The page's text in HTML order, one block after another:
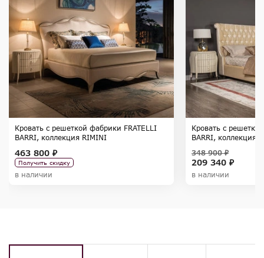
Кровать с решеткой фабрики FRATELLI
BARRI, коллекция RIMINI
463 800 ₽
Получить скидку
в наличии
Кровать с
BARRI, коллекция
209 340 ₽
348 900 ₽
в наличии